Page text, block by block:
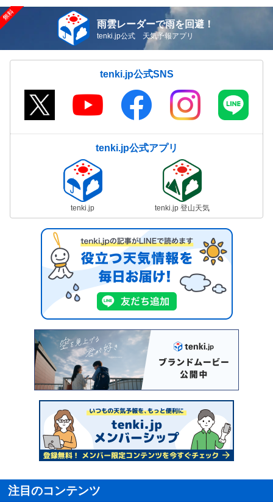
雨雲レーダーで雨を回避！
tenki.jp公式 天気予報アプリ
tenki.jp公式SNS
tenki.jp公式アプリ
tenki.jp tenki.jp 登山天気
注目のコンテンツ